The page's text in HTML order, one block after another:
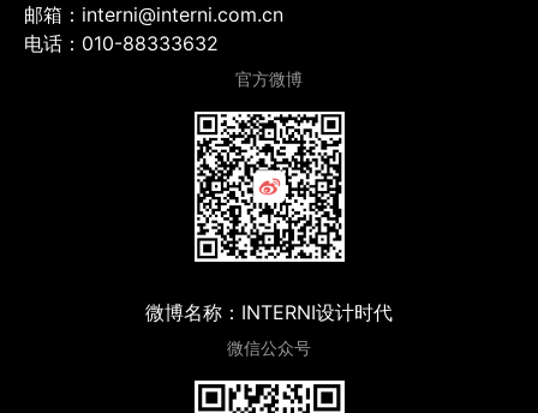
邮箱：interni@interni.com.cn
电话：010-88333632
官方微博
微博名称：INTERNI设计时代
微信公众号